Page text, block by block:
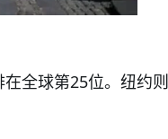
全球第25位。纽约则